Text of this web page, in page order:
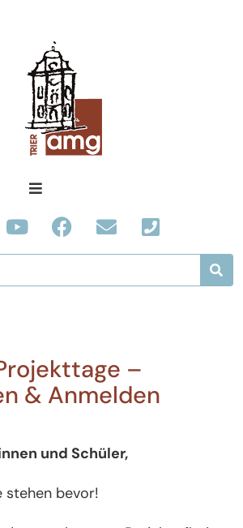
–
& Anmelden
und Schüler,
stehen bevor!